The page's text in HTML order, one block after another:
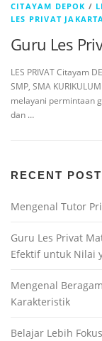
CITAYAM DEPOK /
LES PRIVAT
Guru Les
LES PRIVAT Citayam
SMP, SMA
melayani permintaan
dan …
RECENT
Mengenal Tutor
Guru Les Privat
Efektif untuk Nilai
Mengenal
Karakteristik
Belajar Lebih